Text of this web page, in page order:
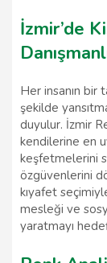
İzmir’de
Her insanın bir
şekilde
duyulur. İzmir
kendilerine en
keşfetmelerini
özgüvenlerini
kıyafet
mesleği ve
yaratmayı